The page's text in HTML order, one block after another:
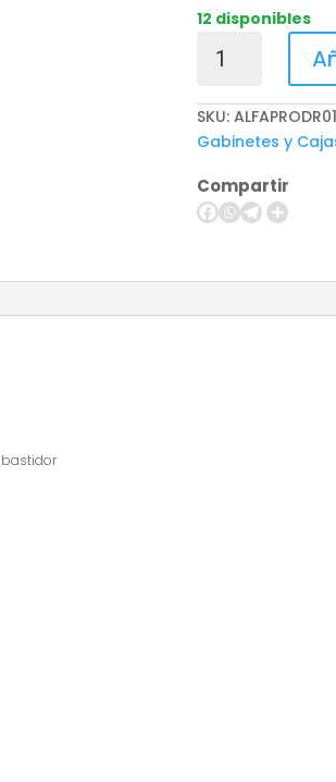
12 disponibles
Solutions
Rack
armario
instalable
en
SKU:
Gabinetes y
Compartir